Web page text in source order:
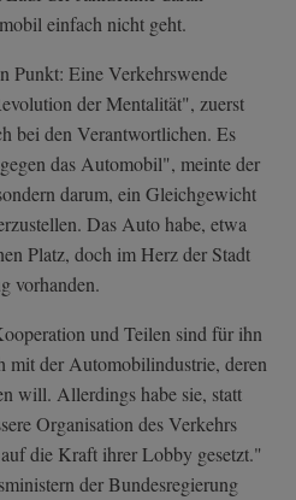
einfach nicht geht.
Punkt: Eine Verkehrswende
der Mentalität", zuerst
bei den Verantwortlichen. Es
das Automobil", meinte der
darum, ein Gleichgewicht
Das Auto habe, etwa
Platz, doch im Herz der Stadt
vorhanden.
und Teilen sind für ihn
mit der Automobilindustrie, deren
will. Allerdings habe sie, statt
Organisation des Verkehrs
die Kraft ihrer Lobby gesetzt."
der Bundesregierung